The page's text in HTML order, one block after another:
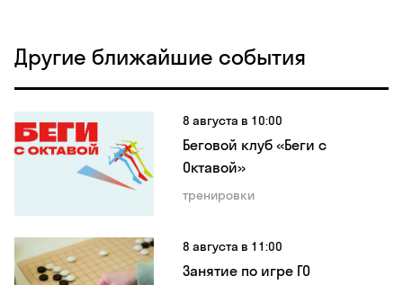
Другие ближайшие события
8 августа в 10:00
Беговой клуб «Беги с
Октавой»
тренировки
8 августа в 11:00
Занятие по игре ГО